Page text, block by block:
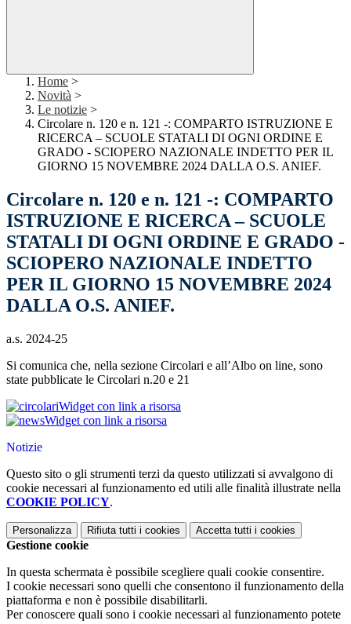
Home >
Novità >
Le notizie >
Circolare n. 120 e n. 121 -: COMPARTO ISTRUZIONE E
RICERCA – SCUOLE STATALI DI OGNI ORDINE E
GRADO - SCIOPERO NAZIONALE INDETTO PER IL
GIORNO 15 NOVEMBRE 2024 DALLA O.S. ANIEF.
Circolare n. 120 e n. 121 -: COMPARTO
ISTRUZIONE E RICERCA – SCUOLE
STATALI DI OGNI ORDINE E GRADO -
SCIOPERO NAZIONALE INDETTO
PER IL GIORNO 15 NOVEMBRE 2024
DALLA O.S. ANIEF.
a.s. 2024-25
Si comunica che, nella sezione Circolari e all’Albo on line, sono
state pubblicate le Circolari n.20 e 21
Widget con link a risorsa
Widget con link a risorsa
Notizie
Questo sito o gli strumenti terzi da questo utilizzati si avvalgono di
cookie necessari al funzionamento ed utili alle finalità illustrate nella
COOKIE POLICY.
Personalizza Rifiuta tutti i cookies Accetta tutti i cookies
Gestione cookie
In questa schermata è possibile scegliere quali cookie consentire.
I cookie necessari sono quelli che consentono il funzionamento della
piattaforma e non è possibile disabilitarli.
Per conoscere quali sono i cookie necessari al funzionamento potete